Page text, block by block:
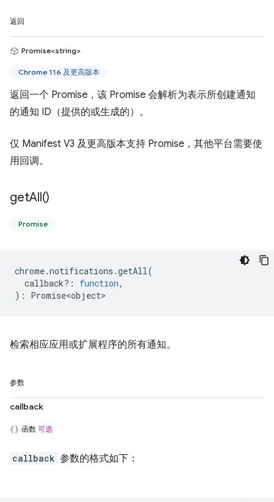
返回
Promise<string>
Chrome 116 及更高版本
返回一个 Promise，该 Promise 会解析为表示所创建通知
的通知 ID（提供的或生成的）。
仅 Manifest V3 及更高版本支持 Promise，其他平台需要使
用回调。
getAll()
Promise
chrome.notifications .getAll(
callback? : function,
) : Promise<object>
检索相应应用或扩展程序的所有通知。
参数
callback
函数 可选
callback 参数的格式如下：